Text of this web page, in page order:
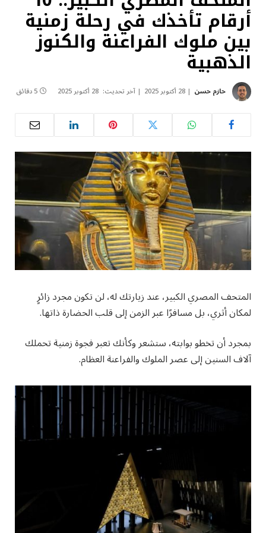
أرقام تأخذك في رحلة زمنية
بين ملوك الفراعنة والكنوز
الذهبية
حازم حسن 28 أكتوبر 2025 آخر تحديث: 28 أكتوبر 2025 5 دقائق
المتحف المصري الكبير، عند زيارتك له، لن تكون مجرد زائرٍ
لمكان أثري، بل مسافرًا عبر الزمن إلى قلب الحضارة ذاتها.
بمجرد أن تخطو بوابته، ستشعر وكأنك تعبر فجوة زمنية تحملك
آلاف السنين إلى عصر الملوك والفراعنة العظام.